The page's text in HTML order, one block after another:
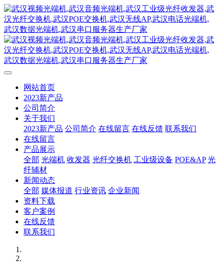
网站首页
2023新产品
公司简介
关于我们
2023新产品 公司简介 在线留言 在线反馈 联系我们
在线留言
产品展示
全部 光端机 收发器 光纤交换机 工业级设备 POE&AP 光
纤辅材
新闻动态
全部 媒体报道 行业资讯 企业新闻
资料下载
客户案例
在线反馈
联系我们